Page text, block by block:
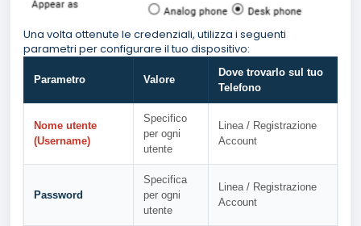
Una volta ottenute le credenziali, utilizza i seguenti
parametri per configurare il tuo dispositivo:
Parametro Valore
Dove trovarlo sul tuo
Telefono
Nome utente
(Username)
Specifico
per ogni
utente
Linea / Registrazione
Account
Password
Specifica
per ogni
utente
Linea / Registrazione
Account